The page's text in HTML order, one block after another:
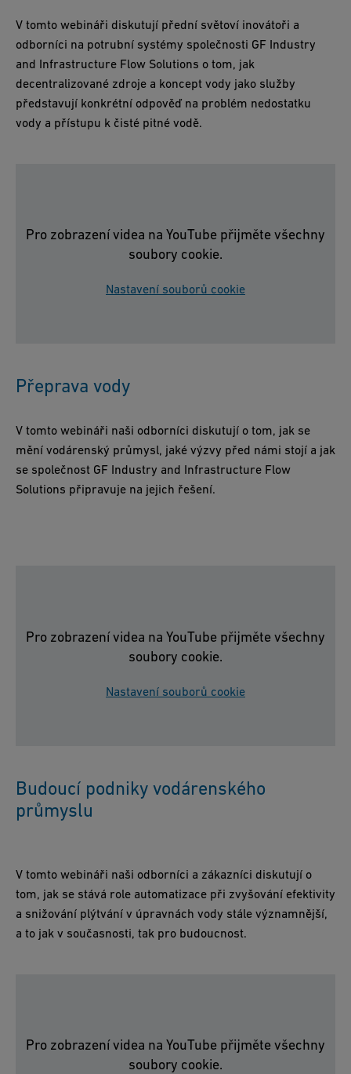
V tomto webináři diskutují přední světoví inovátoři a
odborníci na potrubní systémy společnosti GF Industry
and Infrastructure Flow Solutions o tom, jak
decentralizované zdroje a koncept vody jako služby
představují konkrétní odpověď na problém nedostatku
vody a přístupu k čisté pitné vodě.
Pro zobrazení videa na YouTube přijměte všechny
soubory cookie.
Nastavení souborů cookie
Přeprava vody
V tomto webináři naši odborníci diskutují o tom, jak se
mění vodárenský průmysl, jaké výzvy před námi stojí a jak
se společnost GF Industry and Infrastructure Flow
Solutions připravuje na jejich řešení.
Pro zobrazení videa na YouTube přijměte všechny
soubory cookie.
Nastavení souborů cookie
Budoucí podniky vodárenského
průmyslu
V tomto webináři naši odborníci a zákazníci diskutují o
tom, jak se stává role automatizace při zvyšování efektivity
a snižování plýtvání v úpravnách vody stále významnější,
a to jak v současnosti, tak pro budoucnost.
Pro zobrazení videa na YouTube přijměte všechny
soubory cookie.